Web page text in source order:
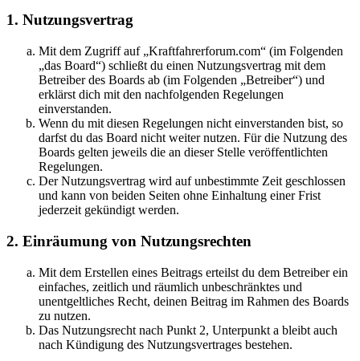
1. Nutzungsvertrag
Mit dem Zugriff auf „Kraftfahrerforum.com“ (im Folgenden
„das Board“) schließt du einen Nutzungsvertrag mit dem
Betreiber des Boards ab (im Folgenden „Betreiber“) und
erklärst dich mit den nachfolgenden Regelungen
einverstanden.
Wenn du mit diesen Regelungen nicht einverstanden bist, so
darfst du das Board nicht weiter nutzen. Für die Nutzung des
Boards gelten jeweils die an dieser Stelle veröffentlichten
Regelungen.
Der Nutzungsvertrag wird auf unbestimmte Zeit geschlossen
und kann von beiden Seiten ohne Einhaltung einer Frist
jederzeit gekündigt werden.
2. Einräumung von Nutzungsrechten
Mit dem Erstellen eines Beitrags erteilst du dem Betreiber ein
einfaches, zeitlich und räumlich unbeschränktes und
unentgeltliches Recht, deinen Beitrag im Rahmen des Boards
zu nutzen.
Das Nutzungsrecht nach Punkt 2, Unterpunkt a bleibt auch
nach Kündigung des Nutzungsvertrages bestehen.